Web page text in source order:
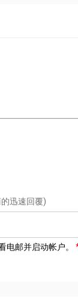
迅速回覆)
电邮并启动帐户。